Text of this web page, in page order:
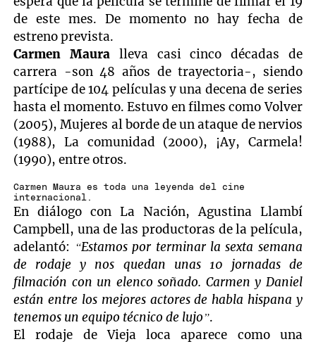
de este mes. De momento no hay fecha de
estreno prevista.
Carmen Mauralleva casi cinco décadas de
carrera -son 48 años de trayectoria-, siendo
partícipe de 104 películas y una decena de series
hasta el momento. Estuvo en filmes como Volver
(2005), Mujeres al borde de un ataque de nervios
(1988), La comunidad (2000), ¡Ay, Carmela!
(1990), entre otros.
Carmen Maura es toda una leyenda del cine
internacional.
En diálogo con La Nación, Agustina Llambí
Campbell, una de las productoras de la película,
adelantó: “Estamos por terminar la sexta semana
de rodaje y nos quedan unas 10 jornadas de
filmación con un elenco soñado. Carmen y Daniel
están entre los mejores actores de habla hispana y
tenemos un equipo técnico de lujo”.
El rodaje de Vieja loca aparece como una